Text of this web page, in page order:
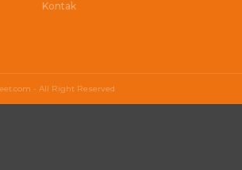
Kontak
- All Right Reserved